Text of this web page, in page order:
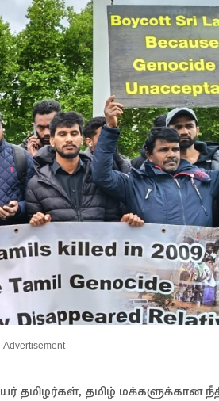
Advertisement
தமிழர்கள், தமிழ் மக்களுக்கான